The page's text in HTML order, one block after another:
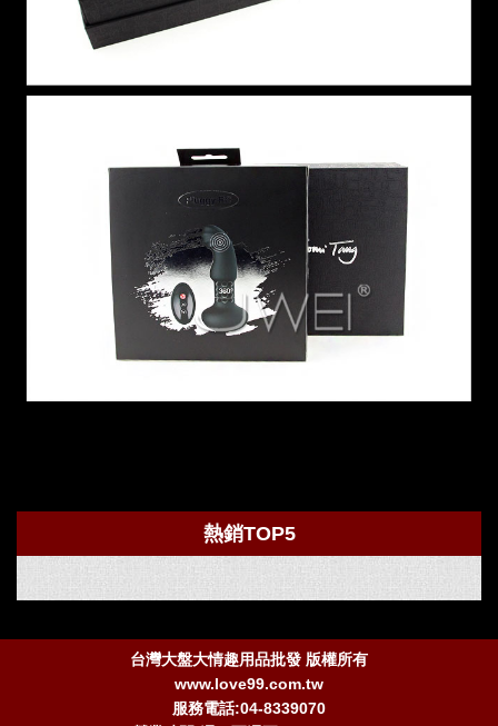
熱銷TOP5
台灣大盤大情趣用品批發 版權所有
www.love99.com.tw
服務電話:04-8339070